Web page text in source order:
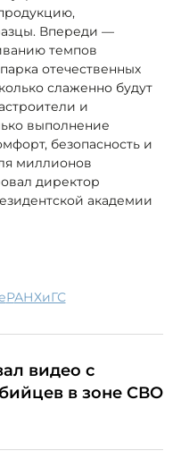
Впереди —
темпов
отечественных
слаженно будут
и
выполнение
безопасность и
миллионов
директор
академии
РАНХиГС
видео с
в зоне СВО